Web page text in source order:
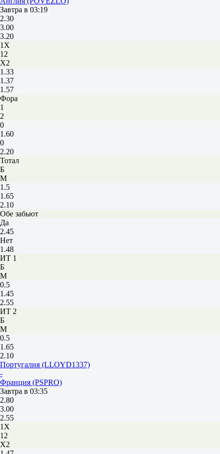
Завтра в 03:19
2.30
3.00
3.20
1X
12
X2
1.33
1.37
1.57
Фора
1
2
0
1.60
0
2.20
Тотал
Б
М
1.5
1.65
2.10
Обе забьют
Да
2.45
Нет
1.48
ИТ 1
Б
М
0.5
1.45
2.55
ИТ 2
Б
М
0.5
1.65
2.10
Португалия (LLOYD1337)
-
Франция (PSPRO)
Завтра в 03:35
2.80
3.00
2.55
1X
12
X2